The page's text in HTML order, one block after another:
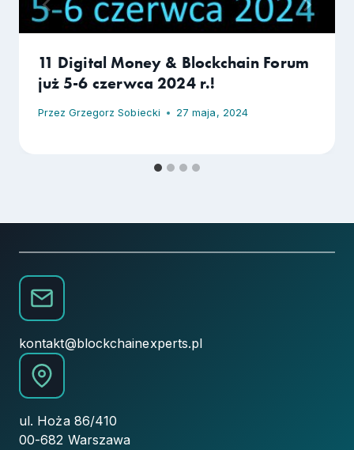
11 Digital Money & Blockchain Forum
już 5-6 czerwca 2024 r.!
Przez Grzegorz Sobiecki 27 maja, 2024
kontakt@blockchainexperts.pl
ul. Hoża 86/410
00-682 Warszawa